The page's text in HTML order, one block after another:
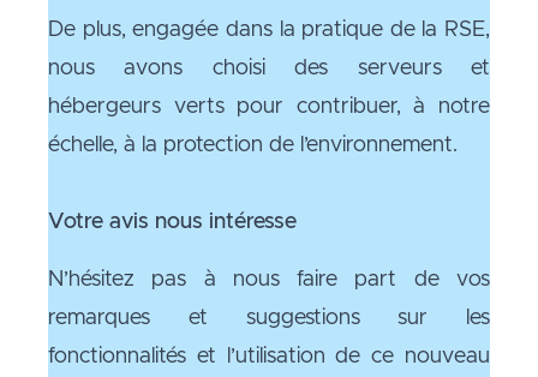
De plus, engagée dans la pratique de la RSE,
nous avons choisi des serveurs et
hébergeurs verts pour contribuer, à notre
échelle, à la protection de l’environnement.
Votre avis nous intéresse
N’hésitez pas à nous faire part de vos
remarques et suggestions sur les
fonctionnalités et l’utilisation de ce nouveau